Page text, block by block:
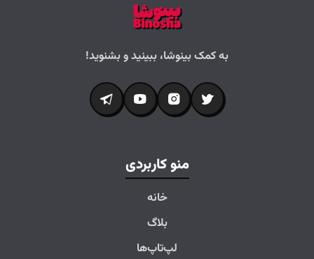
به کمک بینوشا، ببینید و بشنوید!
منو کاربردی
خانه
بلاگ
لپ‌تاپ‌ها